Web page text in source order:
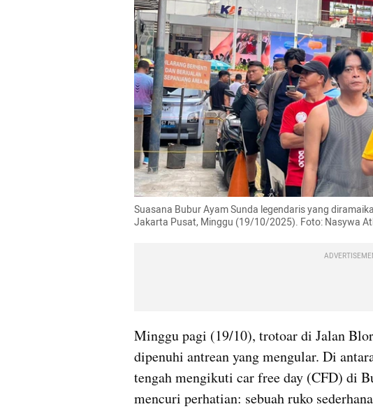
Suasana Bubur Ayam Sunda legendaris yang
Jakarta Pusat, Minggu (19/10/2025). Foto: Nasywa
Minggu pagi (19/10), trotoar di Jalan
dipenuhi antrean yang mengular. Di
tengah mengikuti car free day (CFD) di
mencuri perhatian: sebuah ruko